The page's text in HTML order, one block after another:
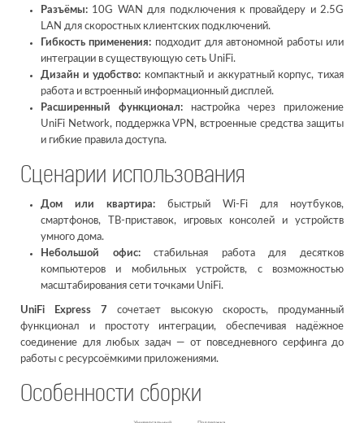
Разъёмы: 10G WAN для подключения к провайдеру и 2.5G
LAN для скоростных клиентских подключений.
Гибкость применения: подходит для автономной работы или
интеграции в существующую сеть UniFi.
Дизайн и удобство: компактный и аккуратный корпус, тихая
работа и встроенный информационный дисплей.
Расширенный функционал: настройка через приложение
UniFi Network, поддержка VPN, встроенные средства защиты
и гибкие правила доступа.
Сценарии использования
Дом или квартира: быстрый Wi-Fi для ноутбуков,
смартфонов, ТВ-приставок, игровых консолей и устройств
умного дома.
Небольшой офис:стабильная работа для десятков
компьютеров и мобильных устройств, с возможностью
масштабирования сети точками UniFi.
UniFi Express 7 сочетает высокую скорость, продуманный
функционал и простоту интеграции, обеспечивая надёжное
соединение для любых задач — от повседневного серфинга до
работы с ресурсоёмкими приложениями.
Особенности сборки